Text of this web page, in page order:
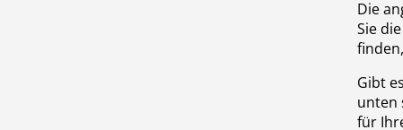
Die
Sie
Gibt
unten
für